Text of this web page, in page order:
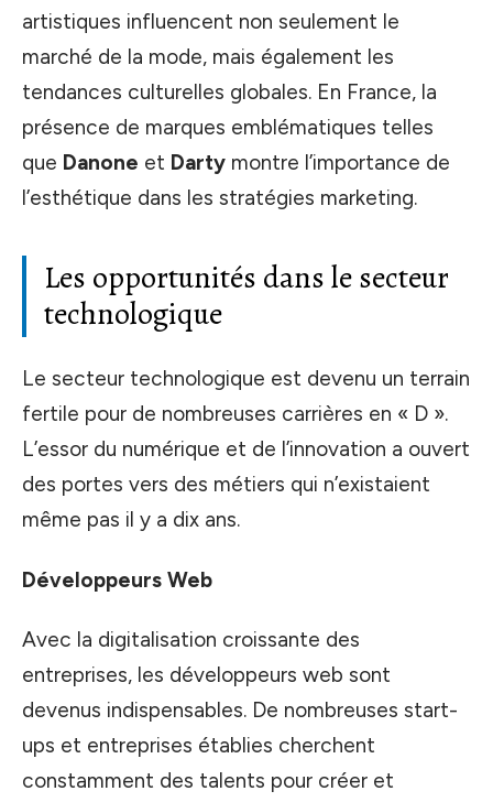
artistiques influencent non seulement le
marché de la mode, mais également les
tendances culturelles globales. En France, la
présence de marques emblématiques telles
que Danone et Darty montre l’importance de
l’esthétique dans les stratégies marketing.
Les opportunités dans le secteur
technologique
Le secteur technologique est devenu un terrain
fertile pour de nombreuses carrières en « D ».
L’essor du numérique et de l’innovation a ouvert
des portes vers des métiers qui n’existaient
même pas il y a dix ans.
Développeurs Web
Avec la digitalisation croissante des
entreprises, les développeurs web sont
devenus indispensables. De nombreuses start-
ups et entreprises établies cherchent
constamment des talents pour créer et